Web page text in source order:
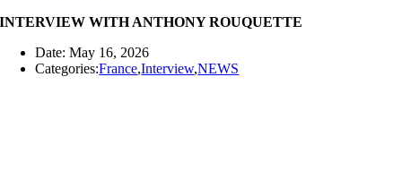
INTERVIEW WITH ANTHONY ROUQUETTE
Date: May 16, 2026
Categories:France,Interview,NEWS